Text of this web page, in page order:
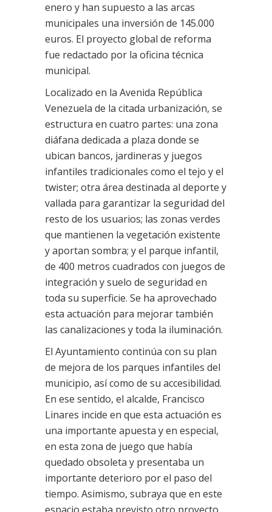
enero y han supuesto a las arcas
municipales una inversión de 145.000
euros. El proyecto global de reforma
fue redactado por la oficina técnica
municipal.
Localizado en la Avenida República
Venezuela de la citada urbanización, se
estructura en cuatro partes: una zona
diáfana dedicada a plaza donde se
ubican bancos, jardineras y juegos
infantiles tradicionales como el tejo y el
twister; otra área destinada al deporte y
vallada para garantizar la seguridad del
resto de los usuarios; las zonas verdes
que mantienen la vegetación existente
y aportan sombra; y el parque infantil,
de 400 metros cuadrados con juegos de
integración y suelo de seguridad en
toda su superficie. Se ha aprovechado
esta actuación para mejorar también
las canalizaciones y toda la iluminación.
El Ayuntamiento continúa con su plan
de mejora de los parques infantiles del
municipio, así como de su accesibilidad.
En ese sentido, el alcalde, Francisco
Linares incide en que esta actuación es
una importante apuesta y en especial,
en esta zona de juego que había
quedado obsoleta y presentaba un
importante deterioro por el paso del
tiempo. Asimismo, subraya que en este